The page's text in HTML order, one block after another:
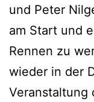
und Peter
am Start und
Rennen zu
wieder in der
Veranstaltung